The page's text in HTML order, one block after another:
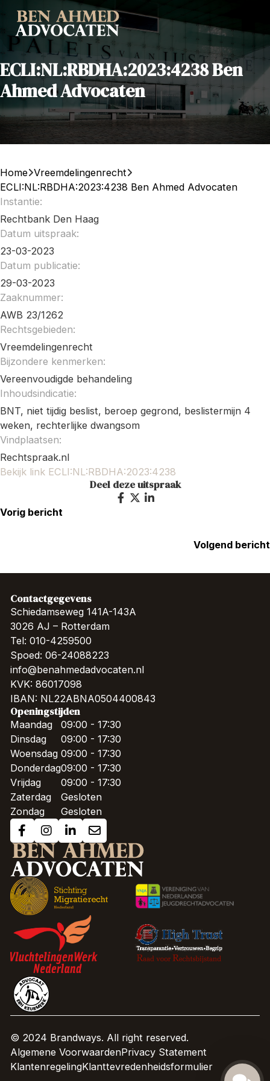
ECLI:NL:RBDHA:2023:4238 Ben
Ahmed Advocaten
Home Vreemdelingenrecht
ECLI:NL:RBDHA:2023:4238 Ben Ahmed Advocaten
Instantie:
Rechtbank Den Haag
Datum uitspraak:
23-03-2023
Datum publicatie:
29-03-2023
Zaaknummer:
AWB 23/1262
Rechtsgebieden:
Vreemdelingenrecht
Bijzondere kenmerken:
Vereenvoudigde behandeling
Inhoudsindicatie:
BNT, niet tijdig beslist, beroep gegrond, beslistermijn 4
weken, rechterlijke dwangsom
Vindplaatsen:
Rechtspraak.nl
Bekijk link ECLI:NL:RBDHA:2023:4238
Deel deze uitspraak
Vorig bericht
Volgend bericht
Contactgegevens
Schiedamseweg 141A-143A
3026 AJ – Rotterdam
Tel: 010-4259500
Spoed: 06-24088223
info@benahmedadvocaten.nl
KVK: 86017098
IBAN: NL22ABNA0504400843
Openingstijden
Maandag
Dinsdag
Woensdag
Donderdag
Vrijdag
Zaterdag
Zondag
09:00 - 17:30
09:00 - 17:30
09:00 - 17:30
09:00 - 17:30
09:00 - 17:30
Gesloten
Gesloten
© 2024 Brandways. All right reserved.
Algemene VoorwaardenPrivacy Statement
KlantenregelingKlanttevredenheidsformulier